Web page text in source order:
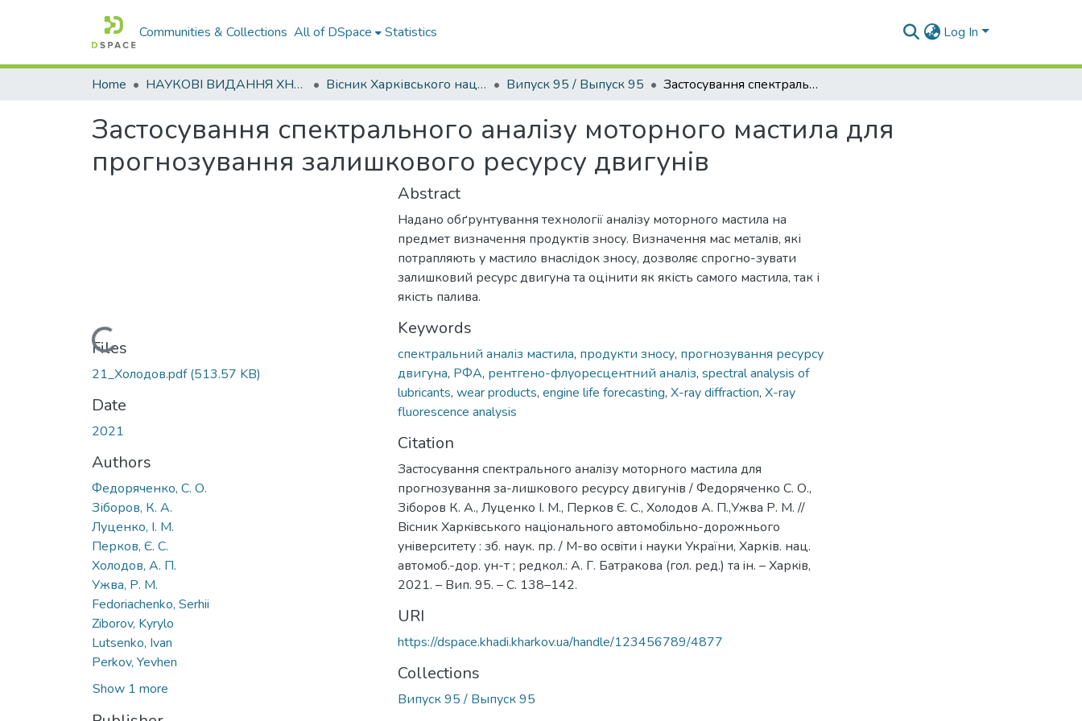
Communities & Collections All of DSpace Statistics Log In
Home НАУКОВІ ВИДАННЯ ХНАДУ Вісник Харківського національного автомобільно-дорожнього університету / Вестник Харьковского национального автомобильно-дорожного университета Випуск 95 / Выпуск 95 Застосування спектрального аналізу моторного мастила для прогнозування залишкового ресурсу двигунів
Застосування спектрального аналізу моторного мастила для
прогнозування залишкового ресурсу двигунів
Loading...
Files
21_Холодов.pdf(513.57 KB)
Date
2021
Authors
Федоряченко, С. О.
Зіборов, К. А.
Луценко, І. М.
Перков, Є. С.
Холодов, А. П.
Ужва, Р. М.
Fedoriachenko, Serhii
Ziborov, Kyrylo
Lutsenko, Ivan
Perkov, Yevhen
Show 1 more
Abstract
Надано обґрунтування технології аналізу моторного мастила на
предмет визначення продуктів зносу. Визначення мас металів, які
потрапляють у мастило внаслідок зносу, дозволяє спрогно-зувати
залишковий ресурс двигуна та оцінити як якість самого мастила, так і
якість палива.
Keywords
спектральний аналіз мастила, продукти зносу, прогнозування ресурсу
двигуна, РФА, рентгено-флуоресцентний аналіз, spectral analysis of
lubricants, wear products, engine life forecasting, X-ray diffraction, X-ray
fluorescence analysis
Citation
Застосування спектрального аналізу моторного мастила для
прогнозування за-лишкового ресурсу двигунів / Федоряченко С. О.,
Зіборов К. А., Луценко І. М., Перков Є. С., Холодов А. П.,Ужва Р. М. //
Вiсник Харкiвського нацiонального автомобiльно-дорожнього
унiверситету : зб. наук. пр. / М-во освiти i науки України, Харків. нац.
автомоб.-дор. ун-т ; редкол.: А. Г. Батракова (гол. ред.) та iн. – Харкiв,
2021. – Вип. 95. – С. 138–142.
URI
https://dspace.khadi.kharkov.ua/handle/123456789/4877
Collections
Випуск 95 / Выпуск 95